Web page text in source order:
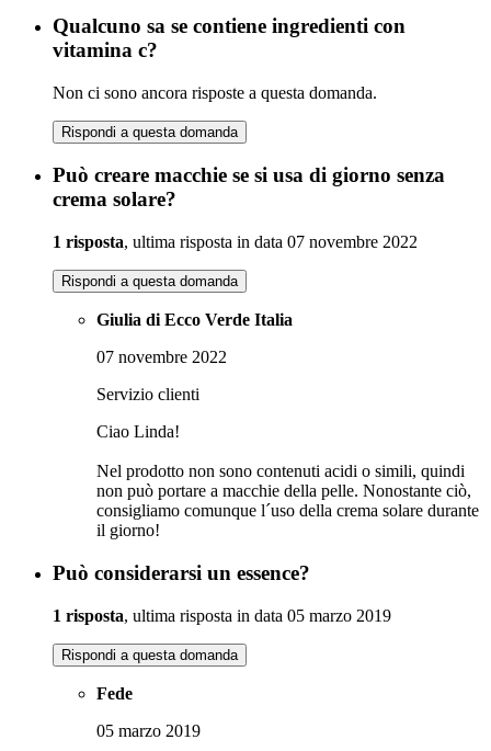
Qualcuno sa se contiene ingredienti con
vitamina c?
Non ci sono ancora risposte a questa domanda.
Rispondi a questa domanda
Può creare macchie se si usa di giorno senza
crema solare?
1 risposta, ultima risposta in data 07 novembre 2022
Rispondi a questa domanda
Giulia di Ecco Verde Italia
07 novembre 2022
Servizio clienti
Ciao Linda!
Nel prodotto non sono contenuti acidi o simili, quindi
non può portare a macchie della pelle. Nonostante ciò,
consigliamo comunque l´uso della crema solare durante
il giorno!
Può considerarsi un essence?
1 risposta, ultima risposta in data 05 marzo 2019
Rispondi a questa domanda
Fede
05 marzo 2019